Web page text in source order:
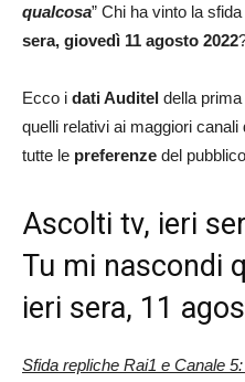
qualcosa” Chi ha vinto la
sera, giovedì 11 agosto 2022
Ecco i dati Auditel della
quelli relativi ai maggiori
tutte le preferenze del
Ascolti tv, ieri
Tu mi nascondi
ieri sera, 11
Sfida repliche Rai1 e Canale